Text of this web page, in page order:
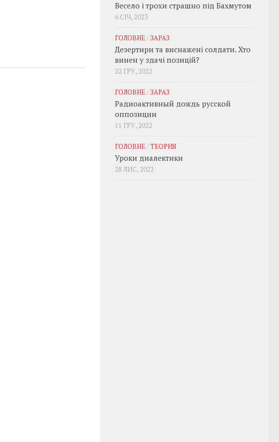
Весело і трохи страшно під Бахмутом
6 СІЧ, 2023
ГОЛОВНЕ/ЗАРАЗ
Дезертири та виснажені солдати. Хто
винен у здачі позицій?
22 ГРУ, 2022
ГОЛОВНЕ/ЗАРАЗ
Радиоактивный дождь русской
оппозиции
11 ГРУ, 2022
ГОЛОВНЕ/ТЕОРИЯ
Уроки диалектики
28 ЛИС, 2022